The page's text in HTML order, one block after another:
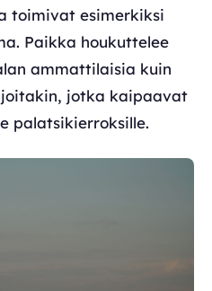
toimivat esimerkiksi
Paikka houkuttelee
ammattilaisia kuin
jotka kaipaavat
palatsikierroksille.